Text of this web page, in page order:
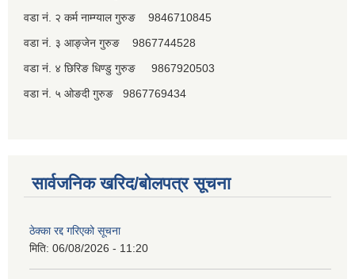
वडा नं. २ कर्म नाम्ग्याल गुरुङ 9846710845
वडा नं. ३ आङ्जेन गुरुङ 9867744528
वडा नं. ४ छिरिङ धिण्डु गुरुङ 9867920503
वडा नं. ५ ओङदी गुरुङ 9867769434
सार्वजनिक खरिद/बोलपत्र सूचना
ठेक्का रद्द गरिएको सूचना
मिति: 06/08/2026 - 11:20